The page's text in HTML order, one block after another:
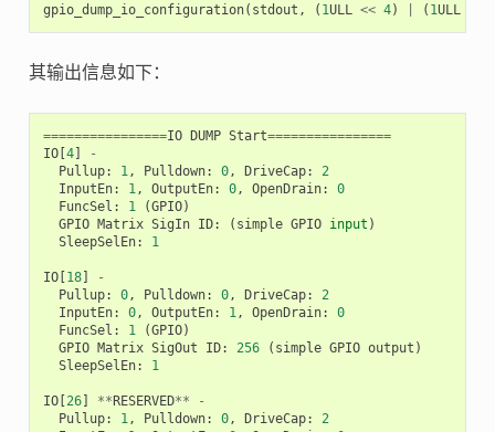
gpio_dump_io_configuration( stdout , ( 1ULL << 4) ( 1ULL
其输出信息如下：
================IO DUMP Start================
IO[4]
-
Pullup: 1, Pulldown: 0, DriveCap:
2
InputEn: 1, OutputEn: 0, OpenDrain:
0
FuncSel : 1 (GPIO)
GPIO Matrix SigIn ID: ( simple GPIO input )
SleepSelEn: 1
IO[18]
-
Pullup: 0, Pulldown: 0, DriveCap:
2
InputEn: 0, OutputEn: 1, OpenDrain:
0
FuncSel : 1 (GPIO)
GPIO Matrix SigOut ID: 256 ( simple GPIO output )
SleepSelEn: 1
IO[26] **RESERVED**
-
Pullup: 1, Pulldown: 0, DriveCap:
2